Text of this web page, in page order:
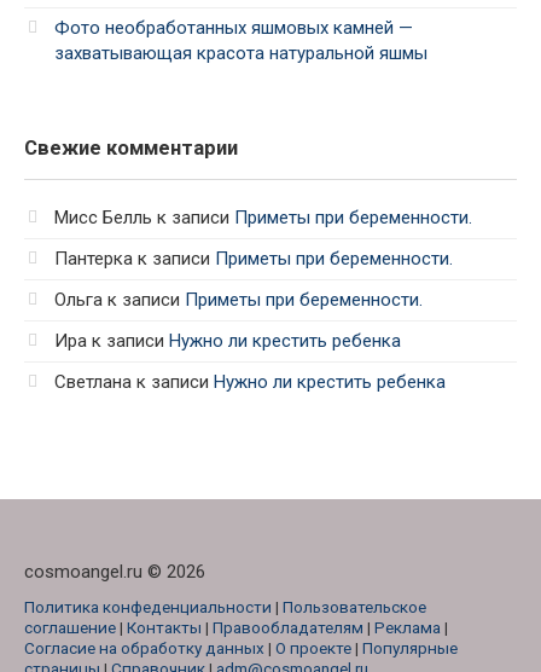
Фото необработанных яшмовых камней —
захватывающая красота натуральной яшмы
Свежие комментарии
Мисс Белль к записи Приметы при беременности.
Пантерка к записи Приметы при беременности.
Ольга к записи Приметы при беременности.
Ира к записи Нужно ли крестить ребенка
Светлана к записи Нужно ли крестить ребенка
cosmoangel.ru © 2026
Политика конфеденциальности | Пользовательское
соглашение| Контакты | Правообладателям | Реклама |
Согласие на обработку данных | О проекте| Популярные